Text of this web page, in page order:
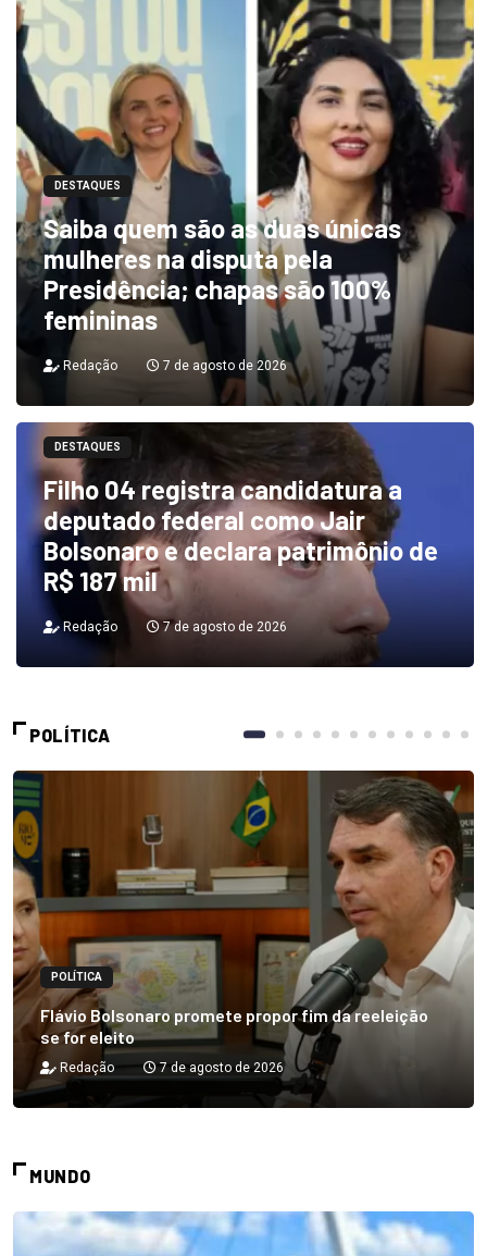
DESTAQUES
Saiba quem são as duas únicas
mulheres na disputa pela
Presidência; chapas são 100%
femininas
Redação 7 de agosto de 2026
DESTAQUES
Filho 04 registra candidatura a
deputado federal como Jair
Bolsonaro e declara patrimônio de
R$ 187 mil
Redação 7 de agosto de 2026
POLÍTICA
POLÍTICA
Flávio Bolsonaro promete propor fim da reeleição
se for eleito
Redação 7 de agosto de 2026
MUNDO